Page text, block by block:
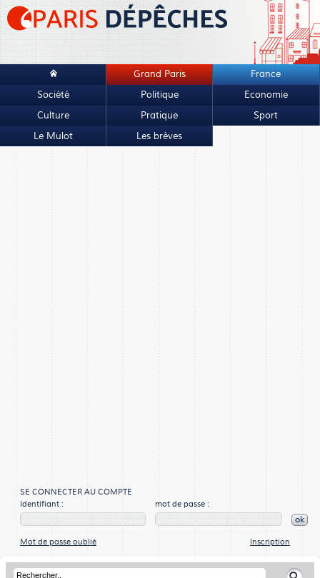
Grand Paris
France
Société
Politique
Economie
Culture
Pratique
Sport
Le Mulot
Les brèves
SE CONNECTER AU COMPTE
Identifiant :
mot de passe :
ok
Mot de passe oublié Inscription